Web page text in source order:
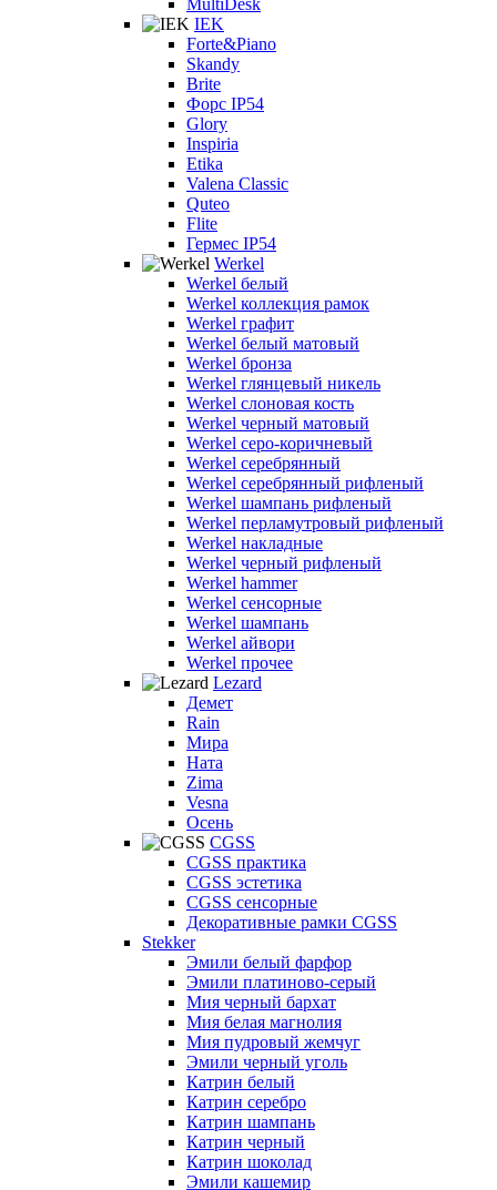
MultiDesk
IEK
Forte&Piano
Skandy
Brite
Форс IP54
Glory
Inspiria
Etika
Valena Classic
Quteo
Flite
Гермес IP54
Werkel
Werkel белый
Werkel коллекция рамок
Werkel графит
Werkel белый матовый
Werkel бронза
Werkel глянцевый никель
Werkel слоновая кость
Werkel черный матовый
Werkel серо-коричневый
Werkel серебрянный
Werkel серебрянный рифленый
Werkel шампань рифленый
Werkel перламутровый рифленый
Werkel накладные
Werkel черный рифленый
Werkel hammer
Werkel сенсорные
Werkel шампань
Werkel айвори
Werkel прочее
Lezard
Демет
Rain
Мира
Ната
Zima
Vesna
Осень
CGSS
CGSS практика
CGSS эстетика
CGSS сенсорные
Декоративные рамки CGSS
Stekker
Эмили белый фарфор
Эмили платиново-серый
Мия черный бархат
Мия белая магнолия
Мия пудровый жемчуг
Эмили черный уголь
Катрин белый
Катрин серебро
Катрин шампань
Катрин черный
Катрин шоколад
Эмили кашемир